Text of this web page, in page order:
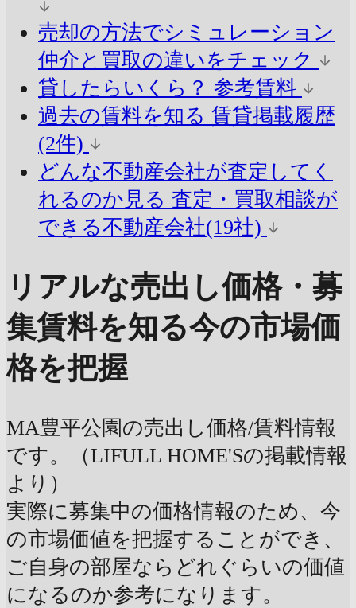
売却の方法でシミュレーション
仲介と買取の違いをチェック
貸したらいくら？ 参考賃料
過去の賃料を知る 賃貸掲載履歴
(2件)
どんな不動産会社が査定してく
れるのか見る 査定・買取相談が
できる不動産会社(19社)
リアルな売出し価格・募
集賃料を知る今の市場価
格を把握
MA豊平公園の売出し価格/賃料情報
です。（LIFULL HOME'Sの掲載情報
より）
実際に募集中の価格情報のため、今
の市場価値を把握することができ、
ご自身の部屋ならどれぐらいの価値
になるのか参考になります。